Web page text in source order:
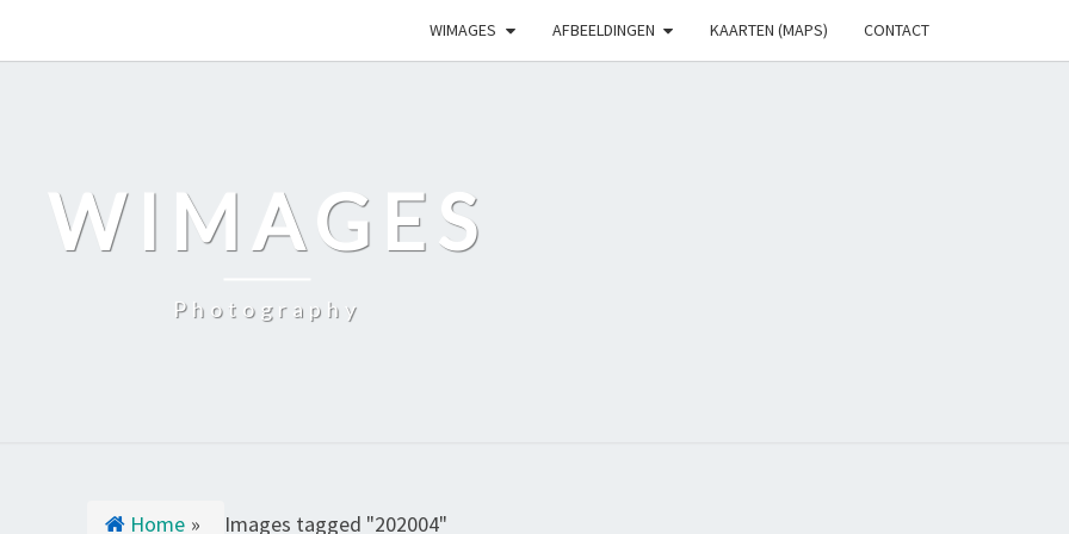
WIMAGES AFBEELDINGEN KAARTEN (MAPS) CONTACT
WIMAGES
Photography
Home » Images tagged "202004"